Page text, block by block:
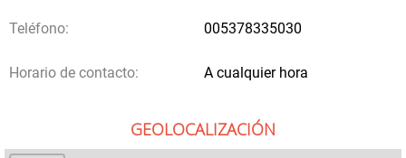
Teléfono: 005378335030
Horario de contacto: A cualquier hora
GEOLOCALIZACIÓN